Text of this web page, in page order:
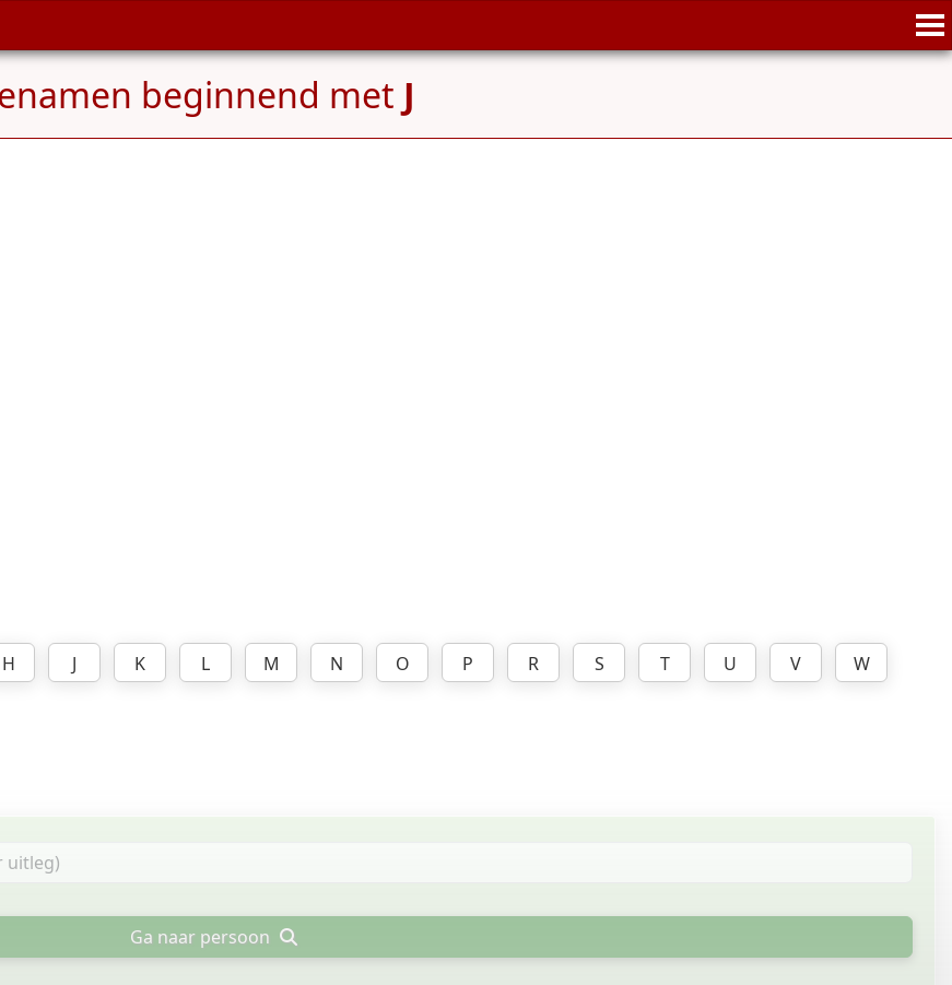
beginnend met J
H J K L M N O P R S T U V
W
Ga naar persoon